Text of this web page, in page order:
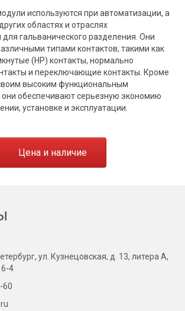
используются при автоматизации, а
областях и отраслях
гальванического разделения. Они
типами контактов, такими как
(НР) контакты, нормально
и переключающие контакты. Кроме
высоким функциональным
они обеспечивают серьезную экономию
установке и эксплуатации.
Цена и наличие
ул. Кузнецовская, д. 13, литера А,
4
60